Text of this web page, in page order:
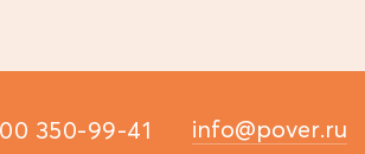
350-99-41 info@pover.ru